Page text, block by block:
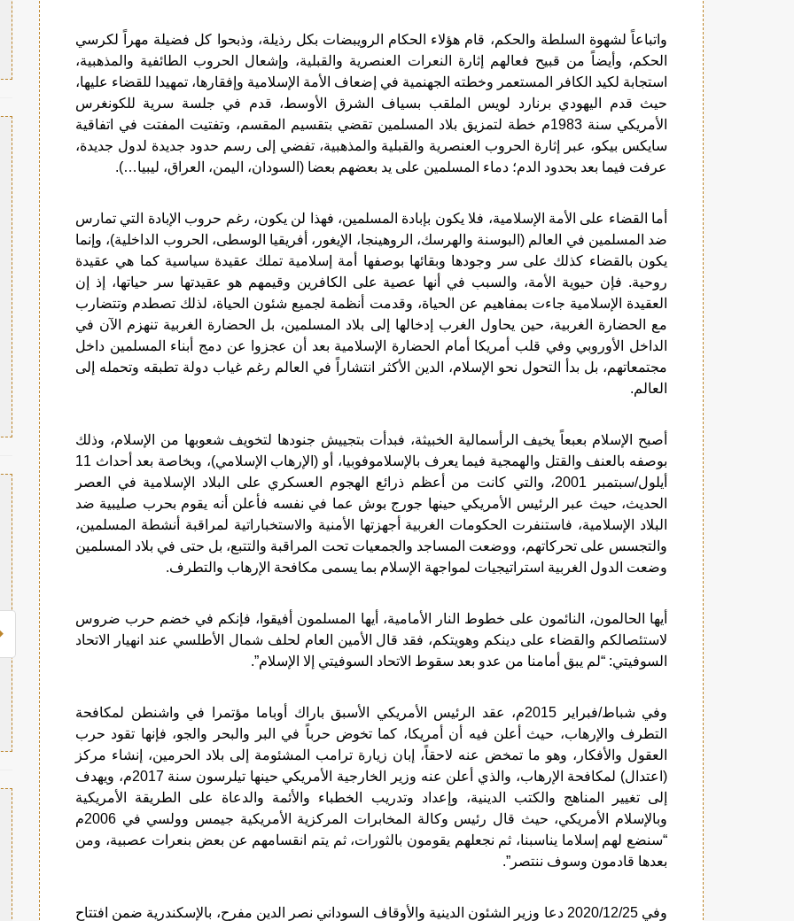
واتباعاً لشهوة السلطة والحكم، قام هؤلاء الحكام الرويبضات بكل رذيلة، وذبحوا كل فضيلة مهراً لكرسي
الحكم، وأيضاً من قبيح فعالهم إثارة النعرات العنصرية والقبلية، وإشعال الحروب الطائفية والمذهبية،
استجابة لكيد الكافر المستعمر وخطته الجهنمية في إضعاف الأمة الإسلامية وإفقارها، تمهيدا للقضاء عليها،
حيث قدم اليهودي برنارد لويس الملقب بسياف الشرق الأوسط، قدم في جلسة سرية للكونغرس
الأمريكي سنة 1983م خطة لتمزيق بلاد المسلمين تقضي بتقسيم المقسم، وتفتيت المفتت في اتفاقية
سايكس بيكو، عبر إثارة الحروب العنصرية والقبلية والمذهبية، تفضي إلى رسم حدود جديدة لدول جديدة،
عرفت فيما بعد بحدود الدم؛ دماء المسلمين على يد بعضهم بعضا (السودان، اليمن، العراق، ليبيا…).
أما القضاء على الأمة الإسلامية، فلا يكون بإبادة المسلمين، فهذا لن يكون، رغم حروب الإبادة التي تمارس
ضد المسلمين في العالم (البوسنة والهرسك، الروهينجا، الإيغور، أفريقيا الوسطى، الحروب الداخلية)، وإنما
يكون بالقضاء كذلك على سر وجودها وبقائها بوصفها أمة إسلامية تملك عقيدة سياسية كما هي عقيدة
روحية. فإن حيوية الأمة، والسبب في أنها عصية على الكافرين وقيمهم هو عقيدتها سر حياتها، إذ إن
العقيدة الإسلامية جاءت بمفاهيم عن الحياة، وقدمت أنظمة لجميع شئون الحياة، لذلك تصطدم وتتضارب
مع الحضارة الغربية، حين يحاول الغرب إدخالها إلى بلاد المسلمين، بل الحضارة الغربية تنهزم الآن في
الداخل الأوروبي وفي قلب أمريكا أمام الحضارة الإسلامية بعد أن عجزوا عن دمج أبناء المسلمين داخل
مجتمعاتهم، بل بدأ التحول نحو الإسلام، الدين الأكثر انتشاراً في العالم رغم غياب دولة تطبقه وتحمله إلى
العالم.
أصبح الإسلام بعبعاً يخيف الرأسمالية الخبيثة، فبدأت بتجييش جنودها لتخويف شعوبها من الإسلام، وذلك
بوصفه بالعنف والقتل والهمجية فيما يعرف بالإسلاموفوبيا، أو (الإرهاب الإسلامي)، وبخاصة بعد أحداث 11
أيلول/سبتمبر 2001، والتي كانت من أعظم ذرائع الهجوم العسكري على البلاد الإسلامية في العصر
الحديث، حيث عبر الرئيس الأمريكي حينها جورج بوش عما في نفسه فأعلن أنه يقوم بحرب صليبية ضد
البلاد الإسلامية، فاستنفرت الحكومات الغربية أجهزتها الأمنية والاستخباراتية لمراقبة أنشطة المسلمين،
والتجسس على تحركاتهم، ووضعت المساجد والجمعيات تحت المراقبة والتتبع، بل حتى في بلاد المسلمين
وضعت الدول الغربية استراتيجيات لمواجهة الإسلام بما يسمى مكافحة الإرهاب والتطرف.
أيها الحالمون، النائمون على خطوط النار الأمامية، أيها المسلمون أفيقوا، فإنكم في خضم حرب ضروس
لاستئصالكم والقضاء على دينكم وهويتكم، فقد قال الأمين العام لحلف شمال الأطلسي عند انهيار الاتحاد
السوفيتي: “لم يبق أمامنا من عدو بعد سقوط الاتحاد السوفيتي إلا الإسلام”.
وفي شباط/فبراير 2015م، عقد الرئيس الأمريكي الأسبق باراك أوباما مؤتمرا في واشنطن لمكافحة
التطرف والإرهاب، حيث أعلن فيه أن أمريكا، كما تخوض حرباً في البر والبحر والجو، فإنها تقود حرب
العقول والأفكار، وهو ما تمخض عنه لاحقاً، إبان زيارة ترامب المشئومة إلى بلاد الحرمين، إنشاء مركز
(اعتدال) لمكافحة الإرهاب، والذي أعلن عنه وزير الخارجية الأمريكي حينها تيلرسون سنة 2017م، ويهدف
إلى تغيير المناهج والكتب الدينية، وإعداد وتدريب الخطباء والأئمة والدعاة على الطريقة الأمريكية
وبالإسلام الأمريكي، حيث قال رئيس وكالة المخابرات المركزية الأمريكية جيمس وولسي في 2006م
“سنضع لهم إسلاما يناسبنا، ثم نجعلهم يقومون بالثورات، ثم يتم انقسامهم عن بعض بنعرات عصبية، ومن
بعدها قادمون وسوف ننتصر”.
وفي 2020/12/25 دعا وزير الشئون الدينية والأوقاف السوداني نصر الدين مفرح، بالإسكندرية ضمن افتتاح